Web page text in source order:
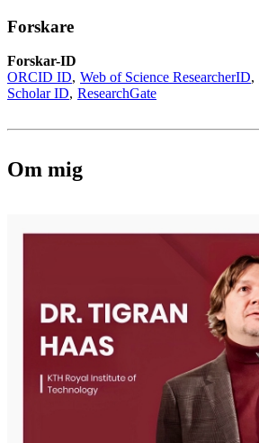
Forskare
Forskar-ID
ORCID ID Web of Science ResearcherID
Scholar ID ResearchGate
Om mig